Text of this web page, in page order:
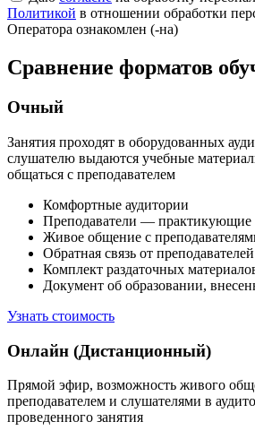
Политикой в отношении обработки
Оператора ознакомлен (-на)
Сравнение форматов
Очный
Занятия проходят в оборудованных
слушателю выдаются учебные
общаться с преподавателем
Комфортные аудитории
Преподаватели — практикующие
Живое общение с
Обратная связь от преподавателей
Комплект раздаточных
Документ об образовании,
Узнать стоимость
Онлайн (Дистанционный)
Прямой эфир, возможность живого
преподавателем и слушателями в
проведенного занятия